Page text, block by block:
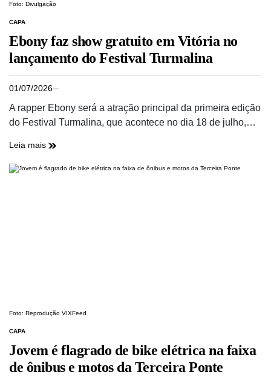
Foto: Divulgação
CAPA
Ebony faz show gratuito em Vitória no
lançamento do Festival Turmalina
01/07/2026
A rapper Ebony será a atração principal da primeira edição
do Festival Turmalina, que acontece no dia 18 de julho,…
Leia mais
Foto: Reprodução VIXFeed
CAPA
Jovem é flagrado de bike elétrica na faixa
de ônibus e motos da Terceira Ponte